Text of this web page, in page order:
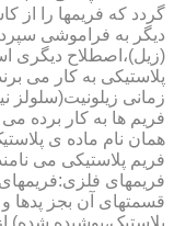
گردد که فریمها را از
دیگر به فراموشی
(زیل)،اصطلاح دیگری
پلاستیکی به کار می
زمانی زیلونیت(سلولز
فریم ها به کار برده
همان نام ماده ی
فریم پلاستیکی می
فریمهای
قسمتهای آن بجز پدها